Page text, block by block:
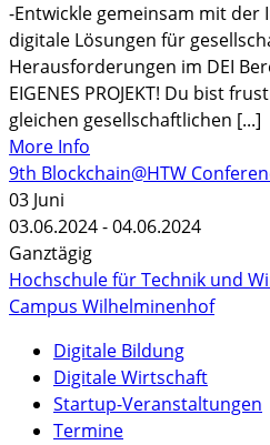
-Entwickle gemeinsam mit der
digitale Lösungen für
Herausforderungen im DEI
EIGENES PROJEKT! Du bist
gleichen gesellschaftlichen [...]
More Info
9th Blockchain@HTW
03 Juni
03.06.2024 - 04.06.2024
Ganztägig
Hochschule für Technik und
Campus Wilhelminenhof
Digitale Bildung
Digitale Wirtschaft
Startup-Veranstaltungen
Termine